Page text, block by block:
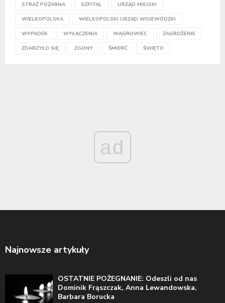
STRAŻ POŻARNA SZPITAL URZĄD MIEJSKI
WIELKOPOLSKA WIELKOPOLSKI URZĄD WOJEWÓDZKI
WYPADEK WYŁĄCZENIA WĄGROWIEC ZAGROŻENIE
ZDARZYŁO SIĘ ZGONY ŚMIERĆ ŚWIĘTO
ad
Najnowsze artykuły
OSTATNIE POŻEGNANIE: Odeszli od nas
Dominik Frąszczak, Anna Lewandowska,
Barbara Borucka